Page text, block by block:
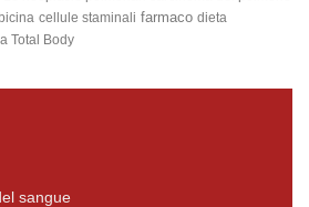
cellule staminali farmaco dieta
Total Body
sangue